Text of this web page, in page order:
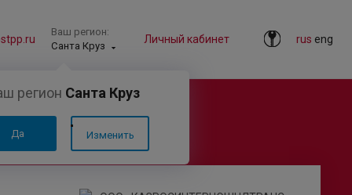
rus eng
Личный кабинет
Ваш регион:
Санта Круз
регион Санта Круз
Да Изменить